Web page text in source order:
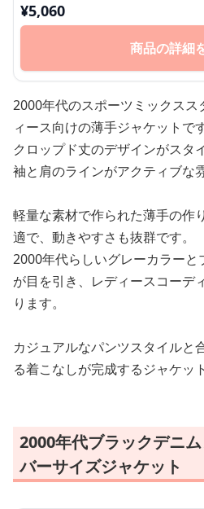
¥5,060
商品の詳細
2000年代のスポーツミックス
ィース向けの薄手ジャケットです
クロップド丈のデザインがスタ
袖と肩のラインがアクティブな
軽量な素材で作られた薄手の作
適で、動きやすさも抜群です。
2000年代らしいグレーカラーと
が目を引き、レディースコーデ
ります。
カジュアルなパンツスタイルと
る着こなしが完成するジャケッ
2000年代ブラックデニ
バーサイズジャケット